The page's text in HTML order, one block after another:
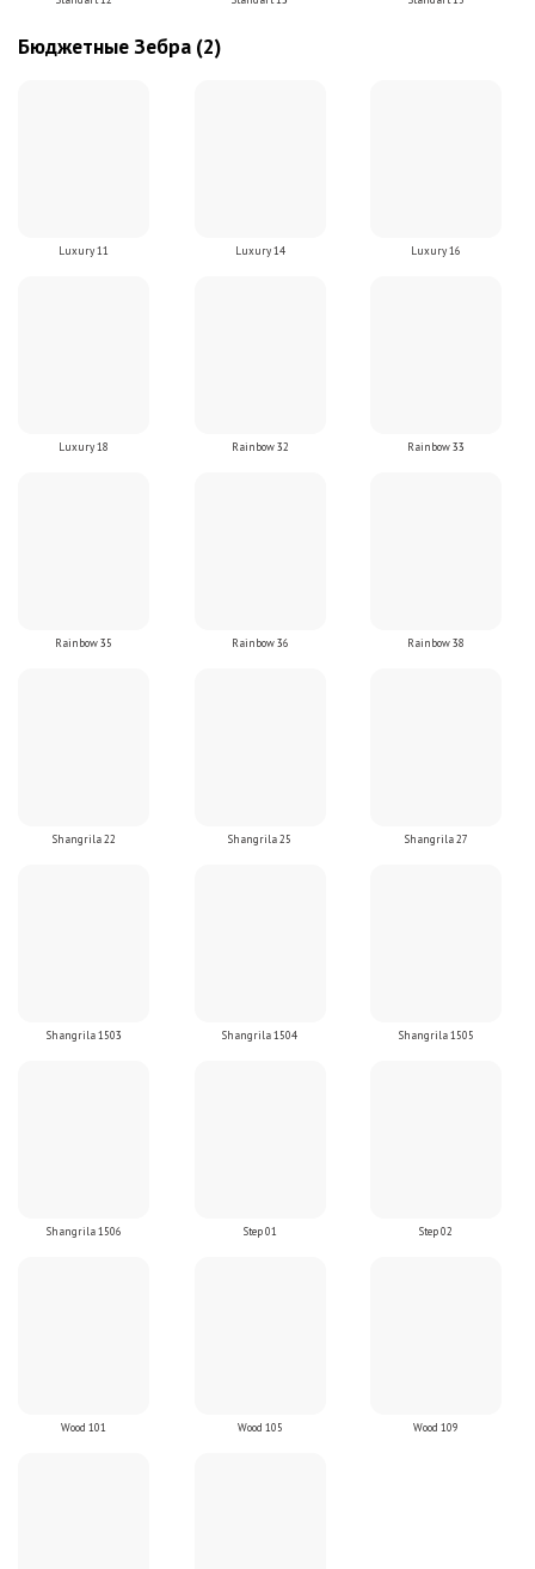
Бюджетные Зебра (2)
Luxury 11 Luxury 14 Luxury 16
Luxury 18 Rainbow 32 Rainbow 33
Rainbow 35 Rainbow 36 Rainbow 38
Shangrila 22 Shangrila 25 Shangrila 27
Shangrila 1503 Shangrila 1504 Shangrila 1505
Shangrila 1506 Step 01 Step 02
Wood 101 Wood 105 Wood 109